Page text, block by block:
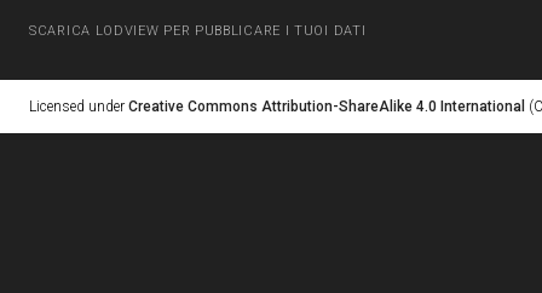
SCARICA LODVIEW PER PUBBLICARE I TUOI DATI
Licensed under Creative Commons Attribution-ShareAlike 4.0 International